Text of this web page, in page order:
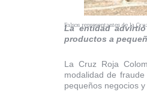
Falsos representantes de la
La entidad
productos a
La Cruz Roja
modalidad de
pequeños negocios